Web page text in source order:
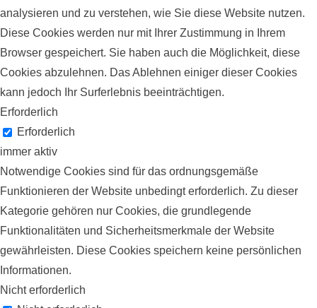
analysieren und zu verstehen, wie Sie diese Website nutzen.
Diese Cookies werden nur mit Ihrer Zustimmung in Ihrem
Browser gespeichert. Sie haben auch die Möglichkeit, diese
Cookies abzulehnen. Das Ablehnen einiger dieser Cookies
kann jedoch Ihr Surferlebnis beeinträchtigen.
Erforderlich
Erforderlich
immer aktiv
Notwendige Cookies sind für das ordnungsgemäße
Funktionieren der Website unbedingt erforderlich. Zu dieser
Kategorie gehören nur Cookies, die grundlegende
Funktionalitäten und Sicherheitsmerkmale der Website
gewährleisten. Diese Cookies speichern keine persönlichen
Informationen.
Nicht erforderlich